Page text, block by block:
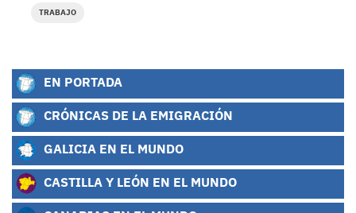
TRABAJO
EN PORTADA
CRÓNICAS DE LA EMIGRACIÓN
GALICIA EN EL MUNDO
CASTILLA Y LEÓN EN EL MUNDO